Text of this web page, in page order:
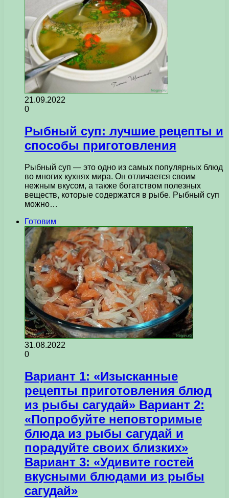
21.09.2022
0
Рыбный суп: лучшие рецепты и
способы приготовления
Рыбный суп — это одно из самых популярных блюд
во многих кухнях мира. Он отличается своим
нежным вкусом, а также богатством полезных
веществ, которые содержатся в рыбе. Рыбный суп
можно…
Готовим
31.08.2022
0
Вариант 1: «Изысканные
рецепты приготовления блюд
из рыбы сагудай» Вариант 2:
«Попробуйте неповторимые
блюда из рыбы сагудай и
порадуйте своих близких»
Вариант 3: «Удивите гостей
вкусными блюдами из рыбы
сагудай»